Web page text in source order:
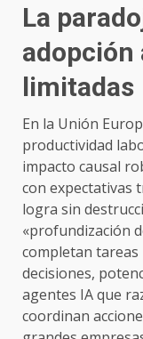
La
adopción
limitadas
En la Unión
productividad
impacto causal
con expectativas
logra sin
«profundización
completan
decisiones,
agentes IA que
coordinan